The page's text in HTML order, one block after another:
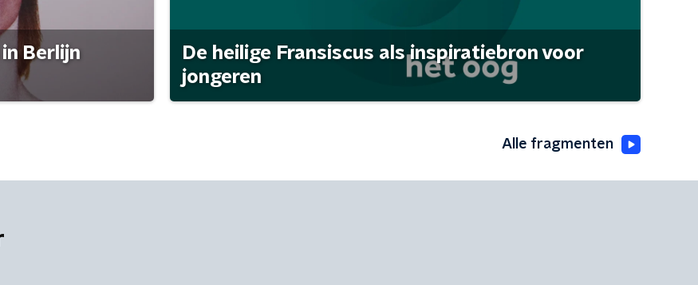
Berlijn
De heilige Fransiscus als inspiratiebron voor
jongeren
Alle fragmenten